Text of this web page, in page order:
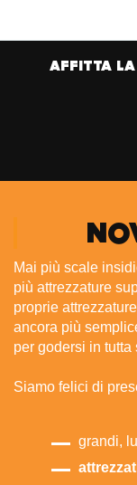
AFFITTA
Mai più scale
più attrezzature
proprie
ancora più
per godersi in
Siamo felici di
grandi,